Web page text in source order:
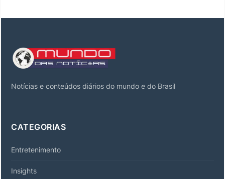
Notícias e conteúdos diários do mundo e do Brasil
CATEGORIAS
Entretenimento
Insights